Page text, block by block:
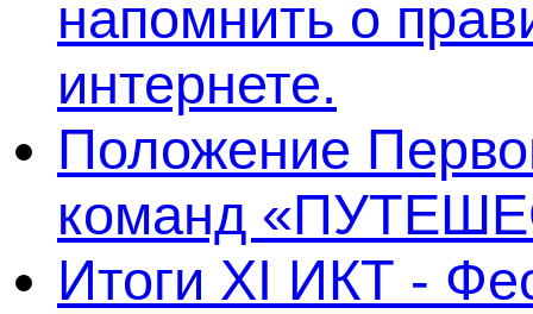
напомнить о
интернете.
Положение
команд
Итоги XI ИКТ -